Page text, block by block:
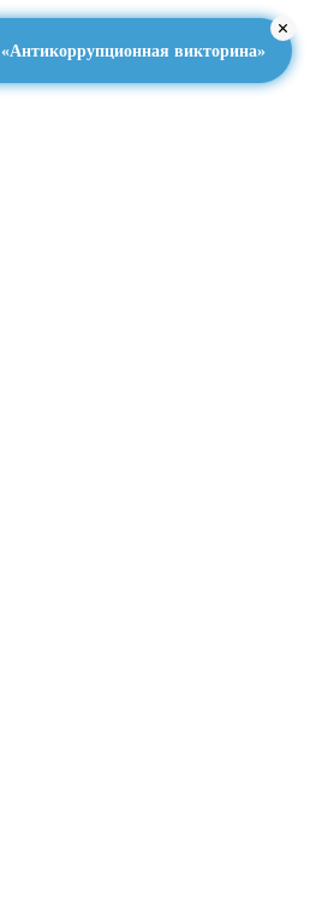
«Антикоррупционная викторина»